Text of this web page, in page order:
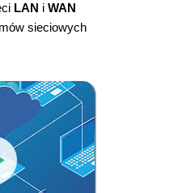
LAN i WAN
sieciowych